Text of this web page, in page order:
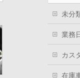
未分
業務
カス
在庫